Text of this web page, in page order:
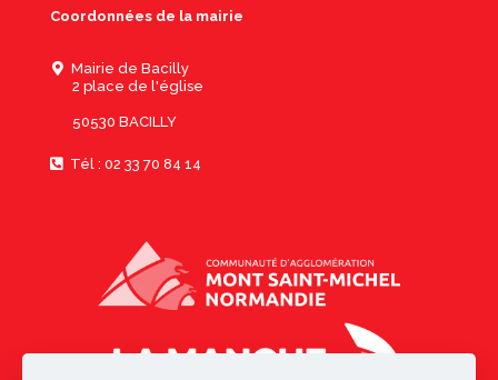
Coordonnées de la mairie
Mairie de Bacilly
2 place de l'église
50530 BACILLY
Tél : 02 33 70 84 14